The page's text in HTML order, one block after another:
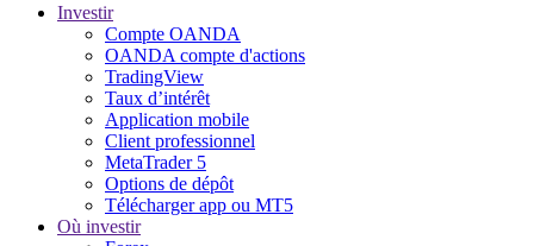
Investir
Compte OANDA
OANDA compte d'actions
TradingView
Taux d’intérêt
Application mobile
Client professionnel
MetaTrader 5
Options de dépôt
Télécharger app ou MT5
Où investir